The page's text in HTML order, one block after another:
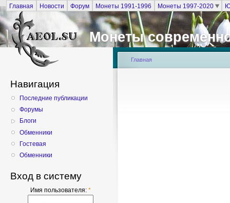
Главная Новости Форум Монеты 1991-1996 Монеты 1997-2020
Монеты
Навигация
Последние публикации
Форумы
Блоги
Обменники
Гостевая
Обменники
Вход в систему
Имя пользователя: *
Главная